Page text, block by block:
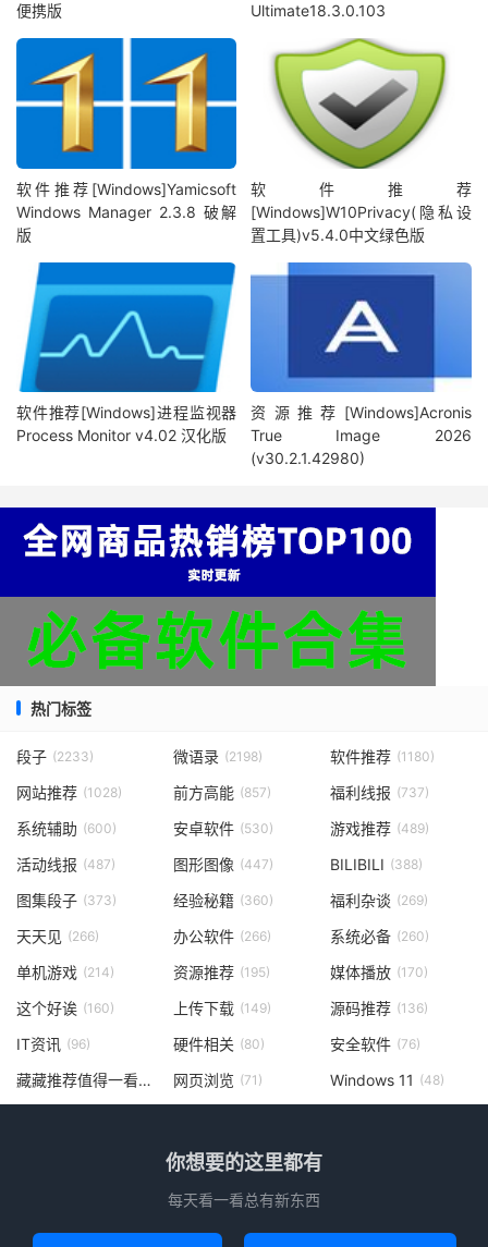
便携版
Ultimate18.3.0.103
软件推荐[Windows]Yamicsoft
Windows Manager 2.3.8 破解
版
软件推荐
[Windows]W10Privacy(隐私设
置工具)v5.4.0中文绿色版
软件推荐[Windows]进程监视器
Process Monitor v4.02 汉化版
资源推荐[Windows]Acronis
True Image 2026
(v30.2.1.42980)
热门标签
段子 (2233) 微语录 (2198) 软件推荐 (1180)
网站推荐 (1028) 前方高能 (857) 福利线报 (737)
系统辅助 (600) 安卓软件 (530) 游戏推荐 (489)
活动线报 (487) 图形图像 (447) BILIBILI (388)
图集段子 (373) 经验秘籍 (360) 福利杂谈 (269)
天天见 (266) 办公软件 (266) 系统必备 (260)
单机游戏 (214) 资源推荐 (195) 媒体播放 (170)
这个好诶 (160) 上传下载 (149) 源码推荐 (136)
IT资讯 (96) 硬件相关 (80) 安全软件 (76)
藏藏推荐值得一看 网页浏览 (71) Windows 11 (48)
你想要的这里都有
每天看一看总有新东西